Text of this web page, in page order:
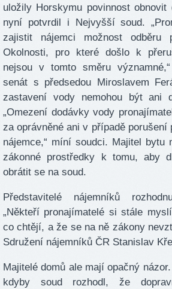
uložily Horskymu povinnost obnovit
nyní potvrdil i Nejvyšší soud.
zajistit nájemci možnost
Okolnosti, pro které došlo k
nejsou v tomto směru
senát s předsedou Miroslavem
zastavení vody nemohou být ani
„Omezení dodávky vody
za oprávněné ani v případě porušení
nájemce,“ míní soudci. Majitel bytu
zákonné prostředky k tomu, aby
obrátit se na soud.
Představitelé nájemníků
„Někteří pronajímatelé si stále
co chtějí, a že se na ně zákony
Sdružení nájemníků ČR Stanislav
Majitelé domů ale mají opačný
kdyby soud rozhodl, že